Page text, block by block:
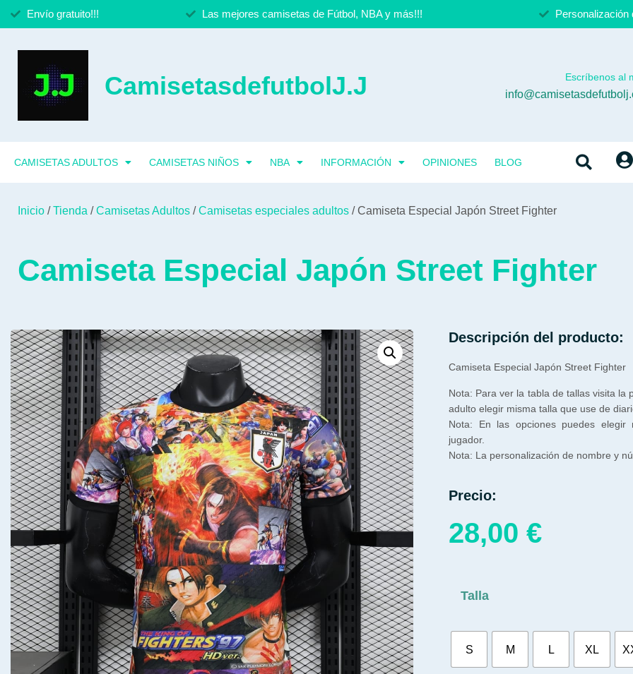
Envío gratuito!!! Las mejores camisetas de Fútbol, NBA y más!!! Personalización
CamisetasdefutbolJ.J Escríbenos al
CAMISETAS ADULTOS CAMISETAS NIÑOS NBA INFORMACIÓN OPINIONES BLOG
Inicio /Tienda /Camisetas Adultos /Camisetas especiales adultos / Camiseta Especial Japón Street Fighter
Camiseta Especial Japón Street Fighter
Descripción del producto:
Camiseta Especial Japón Street Fighter
Nota: Para ver la tabla de tallas visita la
adulto elegir misma talla que use de
Nota: En las opciones puedes
jugador.
Nota: La personalización de nombre y
Precio:
28,00 €
Talla
S M L XL